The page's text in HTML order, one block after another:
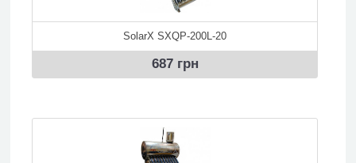
SolarX SXQP-200L-20
687 грн